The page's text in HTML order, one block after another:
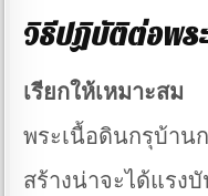
วิธีปฏิบัติต่อพร
เรียกให้เหมาะสม
พระเนื้อดินกรุบ้าน
สร้างน่าจะได้แรง